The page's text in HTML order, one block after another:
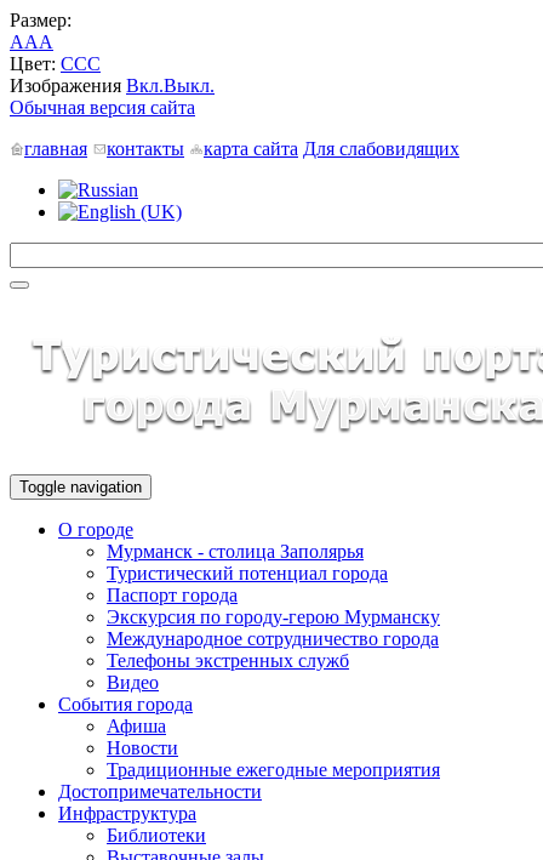
Размер:
AAA
Цвет: CCC
Изображения Вкл.Выкл.
Обычная версия сайта
главная
контакты карта сайта Для слабовидящих
Toggle navigation
О городе
Мурманск - столица Заполярья
Туристический потенциал города
Паспорт города
Экскурсия по городу-герою Мурманску
Международное сотрудничество города
Телефоны экстренных служб
Видео
События города
Афиша
Новости
Традиционные ежегодные мероприятия
Достопримечательности
Инфраструктура
Библиотеки